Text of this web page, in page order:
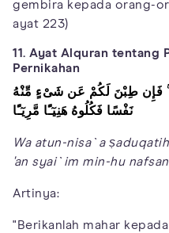
gembira kepada orang-
ayat 223)
11. Ayat Alquran tentang
Pernikahan
فَإِن طِبْنَ لَكُمْ عَن شَىْءٍ مِّنْهُ
نَفْسًا فَكُلُوهُ هَنِيٓـًٔا مَّرِيٓـًٔا
Wa atun-nisa`a
'an syai`im min-hu
Artinya:
"Berikanlah mahar